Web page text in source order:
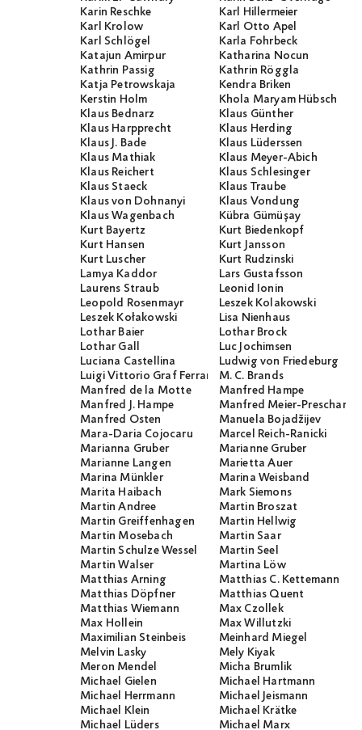
Karin Reschke
Karl Hillermeier
Karl Krolow
Karl Otto Apel
Karl Schlögel
Karla Fohrbeck
Katajun Amirpur
Katharina Nocun
Kathrin Passig
Kathrin Röggla
Katja Petrowskaja
Kendra Briken
Kerstin Holm
Khola Maryam Hübsch
Klaus Bednarz
Klaus Günther
Klaus Harpprecht
Klaus Herding
Klaus J. Bade
Klaus Lüderssen
Klaus Mathiak
Klaus Meyer-Abich
Klaus Reichert
Klaus Schlesinger
Klaus Staeck
Klaus Traube
Klaus von Dohnanyi
Klaus Vondung
Klaus Wagenbach
Kübra Gümüşay
Kurt Bayertz
Kurt Biedenkopf
Kurt Hansen
Kurt Jansson
Kurt Luscher
Kurt Rudzinski
Lamya Kaddor
Lars Gustafsson
Laurens Straub
Leonid Ionin
Leopold Rosenmayr
Leszek Kolakowski
Leszek Kołakowski
Lisa Nienhaus
Lothar Baier
Lothar Brock
Lothar Gall
Luc Jochimsen
Luciana Castellina
Ludwig von Friedeburg
Luigi Vittorio Graf Ferraris
M. C. Brands
Manfred de la Motte
Manfred Hampe
Manfred J. Hampe
Manfred Meier-Preschany
Manfred Osten
Manuela Bojadžijev
Mara-Daria Cojocaru
Marcel Reich-Ranicki
Marianna Gruber
Marianne Gruber
Marianne Langen
Marietta Auer
Marina Münkler
Marina Weisband
Marita Haibach
Mark Siemons
Martin Andree
Martin Broszat
Martin Greiffenhagen
Martin Hellwig
Martin Mosebach
Martin Saar
Martin Schulze Wessel
Martin Seel
Martin Walser
Martina Löw
Matthias Arning
Matthias C. Kettemann
Matthias Döpfner
Matthias Quent
Matthias Wiemann
Max Czollek
Max Hollein
Max Willutzki
Maximilian Steinbeis
Meinhard Miegel
Melvin Lasky
Mely Kiyak
Meron Mendel
Micha Brumlik
Michael Gielen
Michael Hartmann
Michael Herrmann
Michael Jeismann
Michael Klein
Michael Krätke
Michael Lüders
Michael Marx